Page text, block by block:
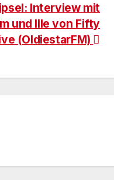
Interview mit
und Ille von Fifty
(OldiestarFM)